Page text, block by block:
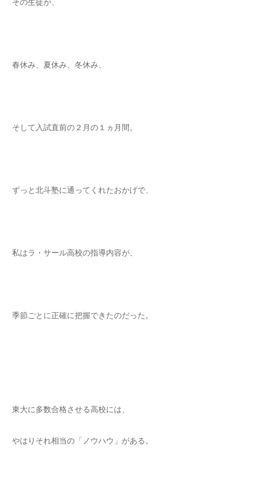
その生徒が、
春休み、夏休み、冬休み、
そして入試直前の２月の１ヵ月間。
ずっと北斗塾に通ってくれたおかげで、
私はラ・サール高校の指導内容が、
季節ごとに正確に把握できたのだった。
東大に多数合格させる高校には、
やはりそれ相当の「ノウハウ」がある。